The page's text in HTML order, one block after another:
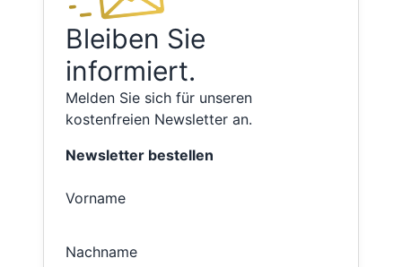
Bleiben Sie
informiert.
Melden Sie sich für unseren
kostenfreien Newsletter an.